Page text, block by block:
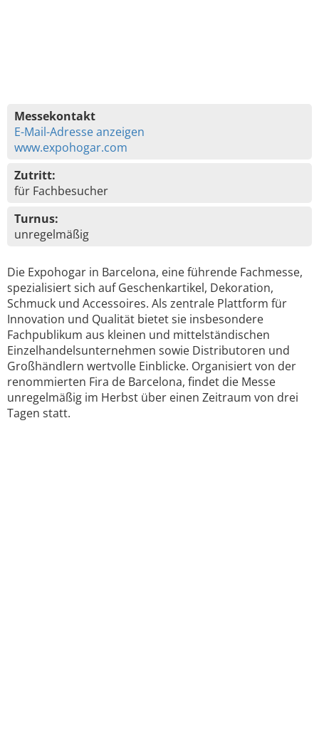
Messekontakt
E-Mail-Adresse anzeigen
www.expohogar.com
Zutritt:
für Fachbesucher
Turnus:
unregelmäßig
Die Expohogar in Barcelona, eine führende Fachmesse,
spezialisiert sich auf Geschenkartikel, Dekoration,
Schmuck und Accessoires. Als zentrale Plattform für
Innovation und Qualität bietet sie insbesondere
Fachpublikum aus kleinen und mittelständischen
Einzelhandelsunternehmen sowie Distributoren und
Großhändlern wertvolle Einblicke. Organisiert von der
renommierten Fira de Barcelona, findet die Messe
unregelmäßig im Herbst über einen Zeitraum von drei
Tagen statt.